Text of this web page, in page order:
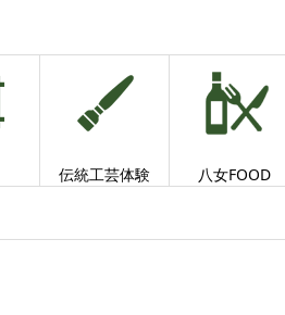
伝統工芸体験 八女FOOD